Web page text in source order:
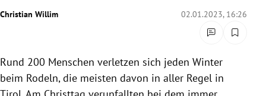
Untermenü
Untermenü
Christian Willim 02.01.2023, 16:26
Rund 200 Menschen verletzen sich jeden Winter
beim Rodeln, die meisten davon in aller Regel in